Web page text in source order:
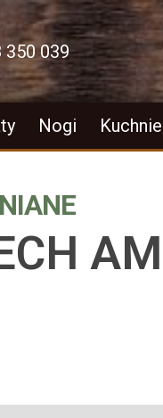
350 039
Nogi Kuchnie